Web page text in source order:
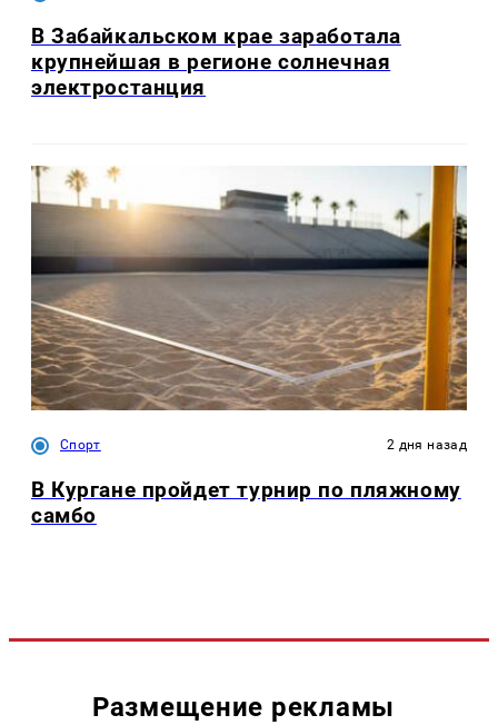
В Забайкальском крае заработала
крупнейшая в регионе солнечная
электростанция
Спорт 2 дня назад
В Кургане пройдет турнир по пляжному
самбо
Размещение рекламы